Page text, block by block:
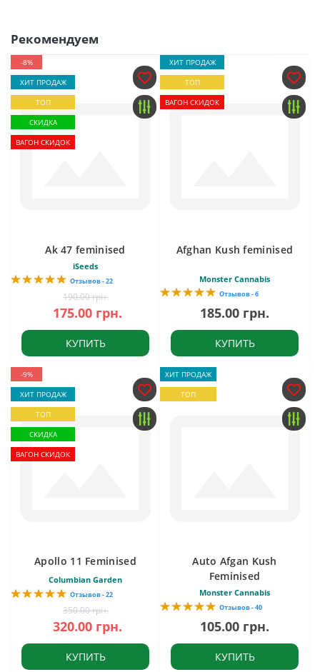
Рекомендуем
-8%
ХИТ ПРОДАЖ
ТОП
СКИДКА
ВАГОН СКИДОК
Ak 47 feminised
iSeeds
Отзывов - 22
190.00 грн.
175.00 грн.
КУПИТЬ
ХИТ ПРОДАЖ
ТОП
ВАГОН СКИДОК
Afghan Kush feminised
Monster Cannabis
Отзывов - 6
185.00 грн.
КУПИТЬ
-9%
ХИТ ПРОДАЖ
ТОП
СКИДКА
ВАГОН СКИДОК
Apollo 11 Feminised
Columbian Garden
Отзывов - 22
350.00 грн.
320.00 грн.
КУПИТЬ
ХИТ ПРОДАЖ
ТОП
Auto Afgan Kush
Feminised
Monster Cannabis
Отзывов - 40
105.00 грн.
КУПИТЬ